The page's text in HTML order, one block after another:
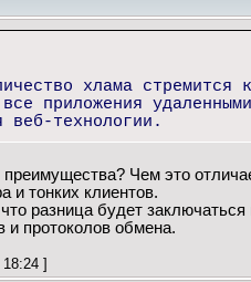
хлама стремится
приложения
веб-технологии.
Чем это
и тонких клиентов.
разница будет
и протоколов обмена.
]